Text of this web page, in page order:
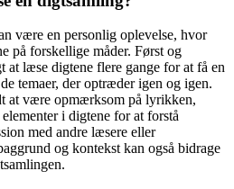
være en personlig oplevelse, hvor
på forskellige måder. Først og
at læse digtene flere gange for at få en
temaer, der optræder igen og igen.
at være opmærksom på lyrikken,
i digtene for at forstå
med andre læsere eller
og kontekst kan også bidrage